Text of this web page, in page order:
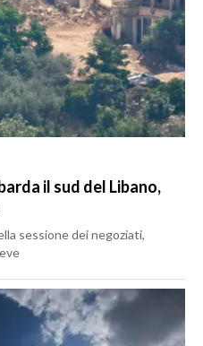
il sud del Libano,
sessione dei negoziati,